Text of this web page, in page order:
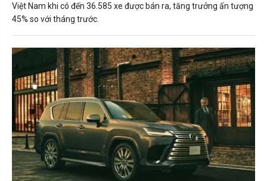
Việt Nam khi có đến 36.585 xe được bán ra, tăng trưởng ấn tượng
45% so với tháng trước.